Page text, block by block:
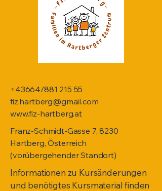
+43664/881 215 55
fiz.hartberg@gmail.com
www.fiz-hartberg.at
Franz-Schmidt-Gasse 7, 8230
Hartberg, Österreich
(vorübergehender Standort)
Informationen zu Kursänderungen
und benötigtes Kursmaterial finden